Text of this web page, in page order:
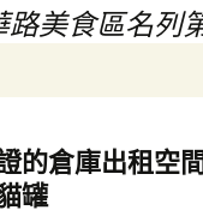
路美食區名列
的倉庫出租空
罐